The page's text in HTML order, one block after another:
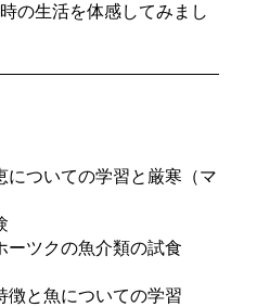
の生活を体感してみまし
についての学習と厳寒（マ
ーツクの魚介類の試食
徴と魚についての学習